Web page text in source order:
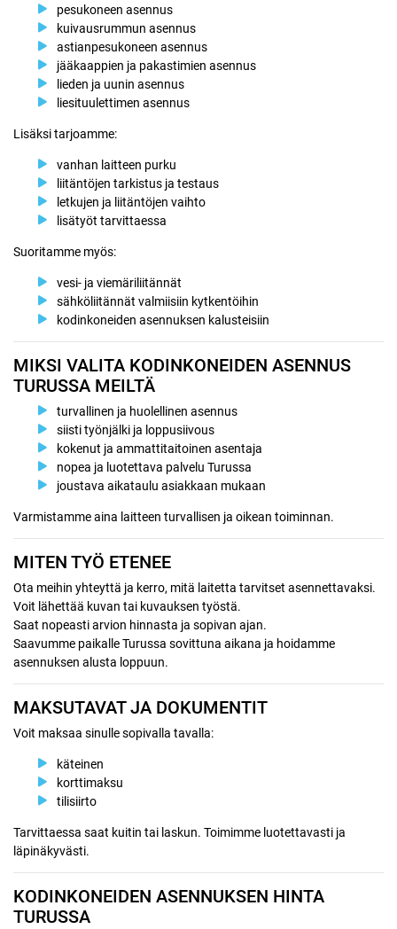
pesukoneen asennus
kuivausrummun asennus
astianpesukoneen asennus
jääkaappien ja pakastimien asennus
lieden ja uunin asennus
liesituulettimen asennus
Lisäksi tarjoamme:
vanhan laitteen purku
liitäntöjen tarkistus ja testaus
letkujen ja liitäntöjen vaihto
lisätyöt tarvittaessa
Suoritamme myös:
vesi- ja viemäriliitännät
sähköliitännät valmiisiin kytkentöihin
kodinkoneiden asennuksen kalusteisiin
MIKSI VALITA KODINKONEIDEN ASENNUS
TURUSSA MEILTÄ
turvallinen ja huolellinen asennus
siisti työnjälki ja loppusiivous
kokenut ja ammattitaitoinen asentaja
nopea ja luotettava palvelu Turussa
joustava aikataulu asiakkaan mukaan
Varmistamme aina laitteen turvallisen ja oikean toiminnan.
MITEN TYÖ ETENEE
Ota meihin yhteyttä ja kerro, mitä laitetta tarvitset asennettavaksi.
Voit lähettää kuvan tai kuvauksen työstä.
Saat nopeasti arvion hinnasta ja sopivan ajan.
Saavumme paikalle Turussa sovittuna aikana ja hoidamme
asennuksen alusta loppuun.
MAKSUTAVAT JA DOKUMENTIT
Voit maksaa sinulle sopivalla tavalla:
käteinen
korttimaksu
tilisiirto
Tarvittaessa saat kuitin tai laskun. Toimimme luotettavasti ja
läpinäkyvästi.
KODINKONEIDEN ASENNUKSEN HINTA
TURUSSA